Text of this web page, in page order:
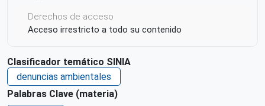
Derechos de acceso
Acceso irrestricto a todo su contenido
Clasificador temático SINIA
denuncias ambientales
Palabras Clave (materia)